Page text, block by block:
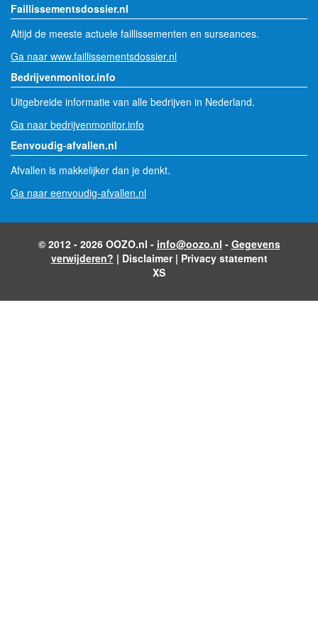
Faillissementsdossier.nl
Altijd de meeste actuele faillissementen en surseances.
Ga naar www.faillissementsdossier.nl
Bedrijvenmonitor.info
Uitgebreide informatie van alle bedrijven in Nederland.
Ga naar bedrijvenmonitor.info
Eenvoudig-afvallen.nl
Afvallen is makkelijker dan je denkt.
Ga naar eenvoudig-afvallen.nl
© 2012 - 2026 OOZO.nl - info@oozo.nl - Gegevens
verwijderen? | Disclaimer| Privacy statement
XS